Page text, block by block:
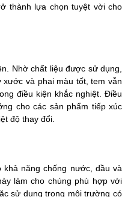
thành lựa chọn tuyệt vời cho
Nhờ chất liệu được sử dụng,
và phai màu tốt, tem vẫn
điều kiện khắc nghiệt. Điều
cho các sản phẩm tiếp xúc
độ thay đổi.
năng chống nước, dầu và
làm cho chúng phù hợp với
sử dụng trong môi trường có